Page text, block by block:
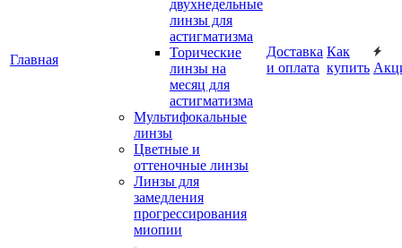
Главная
двухнедельные
линзы для
астигматизма
Торические
линзы на
месяц для
астигматизма
Мультифокальные
линзы
Цветные и
оттеночные линзы
Линзы для
замедления
прогрессирования
миопии
Доставка
и оплата
Как
купить